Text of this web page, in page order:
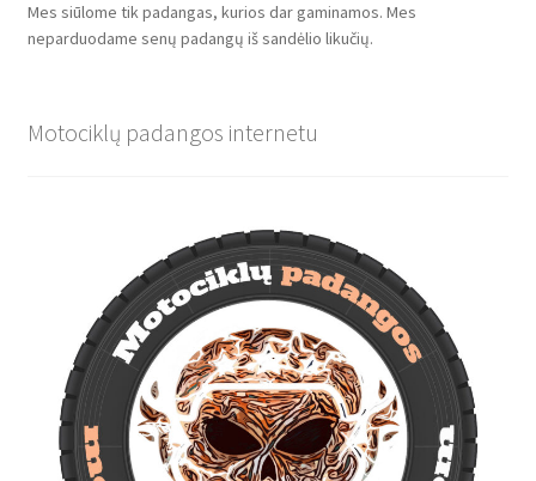
Mes siūlome tik padangas, kurios dar gaminamos. Mes
neparduodame senų padangų iš sandėlio likučių.
Motociklų padangos internetu